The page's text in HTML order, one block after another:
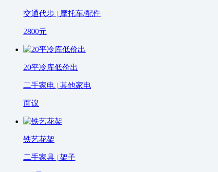
交通代步 | 摩托车/配件
2800元
20平冷库低价出
二手家电 | 其他家电
面议
铁艺花架
二手家具 | 架子